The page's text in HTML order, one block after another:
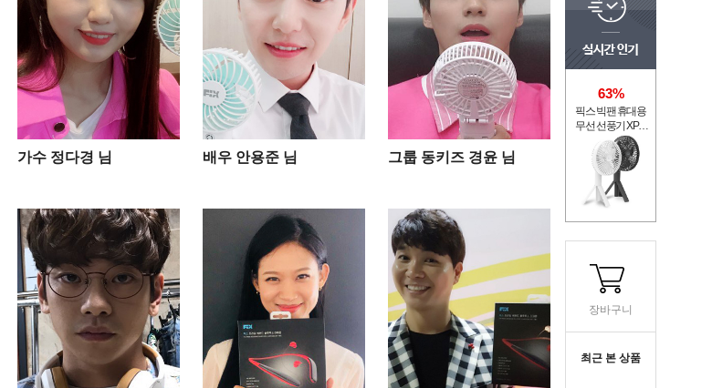
가수 정다경 님 배우 안용준 님 그룹 동키즈 경윤 님
63%
픽스 빅팬 휴대용
무선 선풍기 XPF-
702
장바구니
최근 본 상품